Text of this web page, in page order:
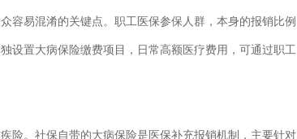
易混淆的关键点。职工医保参保人群，本身的报销比例
设置大病保险缴费项目，日常高额医疗费用，可通过职工
。社保自带的大病保险是医保补充报销机制，主要针对